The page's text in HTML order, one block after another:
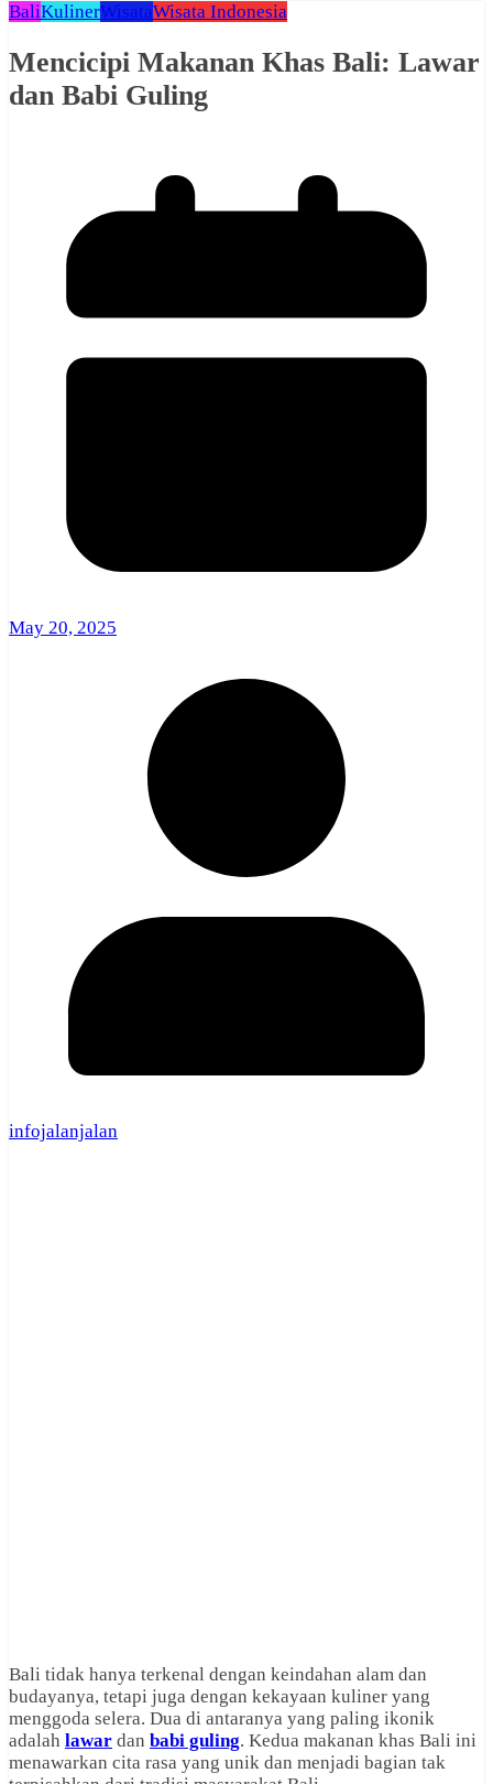
BaliKulinerWisataWisata Indonesia
Mencicipi Makanan Khas Bali: Lawar
dan Babi Guling
May 20, 2025
infojalanjalan
Bali tidak hanya terkenal dengan keindahan alam dan
budayanya, tetapi juga dengan kekayaan kuliner yang
menggoda selera. Dua di antaranya yang paling ikonik
adalah lawar dan babi guling. Kedua makanan khas Bali ini
menawarkan cita rasa yang unik dan menjadi bagian tak